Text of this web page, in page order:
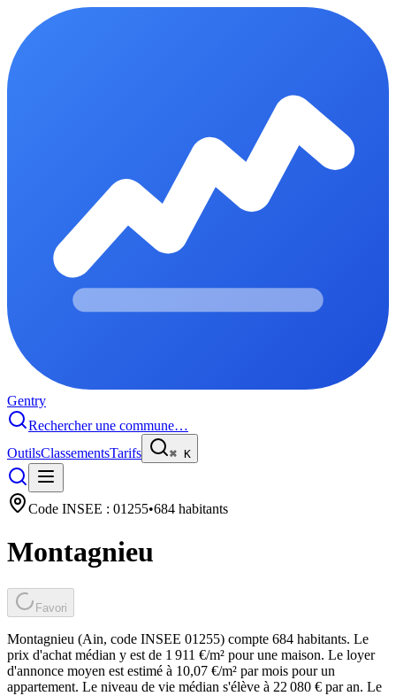
Gentry
Rechercher une commune…
OutilsClassementsTarifs ⌘ K
Code INSEE : 01255•684 habitants
Montagnieu
Favori
Montagnieu (Ain, code INSEE 01255) compte 684 habitants. Le
prix d'achat médian y est de 1 911 €/m² pour une maison. Le loyer
d'annonce moyen est estimé à 10,07 €/m² par mois pour un
appartement. Le niveau de vie médian s'élève à 22 080 € par an. Le